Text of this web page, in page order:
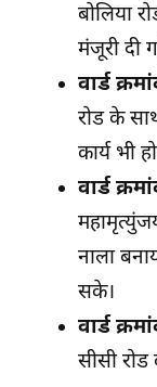
बोलिया
मंजूरी दी
वार्ड
रोड के
कार्य भी
वार्ड
नाला
सके।
वार्ड
सीसी